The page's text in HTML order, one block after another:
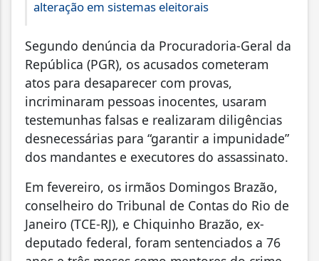
alteração em sistemas eleitorais
Segundo denúncia da Procuradoria-Geral da
República (PGR), os acusados cometeram
atos para desaparecer com provas,
incriminaram pessoas inocentes, usaram
testemunhas falsas e realizaram diligências
desnecessárias para “garantir a impunidade”
dos mandantes e executores do assassinato.
Em fevereiro, os irmãos Domingos Brazão,
conselheiro do Tribunal de Contas do Rio de
Janeiro (TCE-RJ), e Chiquinho Brazão, ex-
deputado federal, foram sentenciados a 76